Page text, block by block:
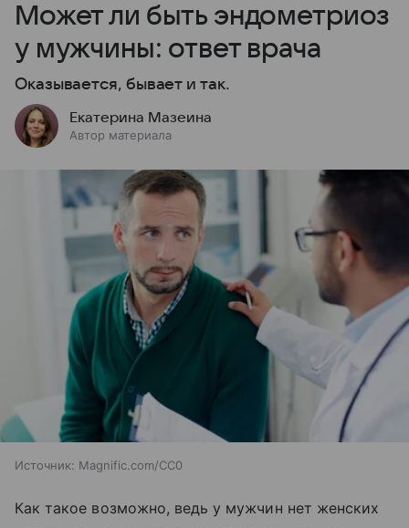
Может ли быть эндометриоз
у мужчины: ответ врача
Оказывается, бывает и так.
Екатерина Мазеина
Автор материала
Источник: Magnific.com/CC0
Как такое возможно, ведь у мужчин нет женских